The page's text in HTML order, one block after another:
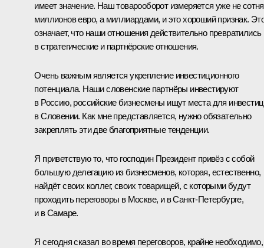
имеет значение. Наш товарооборот измеряется уже не
миллионов евро, а миллиардами, и это хороший признак.
означает, что наши отношения действительно превратились
в стратегические и партнёрские отношения.
Очень важным является укрепление инвестиционного
потенциала. Наши словенские партнёры инвестируют
в Россию, российские бизнесмены ищут места для
в Словении. Как мне представляется, нужно обязательно
закреплять эти две благоприятные тенденции.
Я приветствую то, что господин Президент привёз с собой
большую делегацию из бизнесменов, которая, естественно,
найдёт своих коллег, своих товарищей, с которыми будут
проходить переговоры в Москве, и в Санкт-Петербурге,
и в Самаре.
Я сегодня сказал во время переговоров, крайне необходимо,